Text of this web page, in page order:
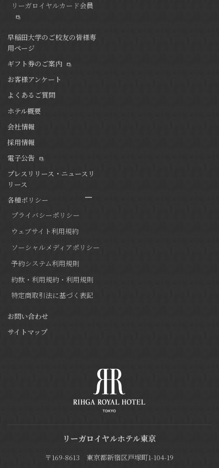
リーガロイヤルカード会員
早稲田大学のご校友の皆様専
用ページ
ギフト券のご案内
お客様アンケート
よくあるご質問
ホテル概要
会社情報
採用情報
電子公告
プレスリリース・ニュースリ
リース
各種ポリシー
プライバシーポリシー
ウェブサイト利用規約
ソーシャルメディアポリシー
予約システム利用規則
約款・利用規約・利用規則
特定商取引法に基づく表記
お問い合わせ
サイトマップ
リーガロイヤルホテル東京
〒169-8613 東京都新宿区戸塚町1-104-19